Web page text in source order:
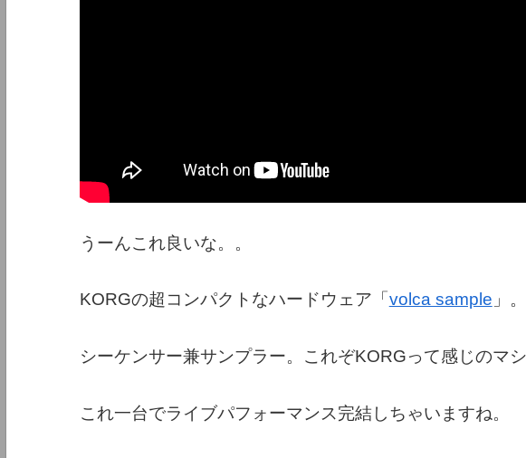
うーんこれ良いな。。
KORGの超コンパクトなハードウェア「 volca sample 」。
シーケンサー兼サンプラー。これぞKORGって感じのマシ
これ一台でライブパフォーマンス完結しちゃいますね。